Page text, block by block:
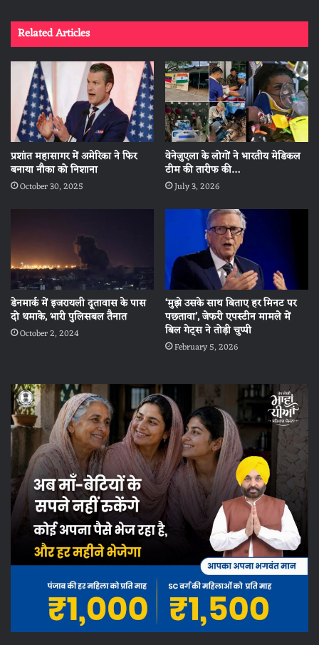
Related Articles
प्रशांत महासागर में अमेरिका ने फिर
बनाया नौका को निशाना
October 30, 2025
वेनेजुएला के लोगों ने भारतीय मेडिकल
टीम की तारीफ की…
July 3, 2026
डेनमार्क में इजरायली दूतावास के पास
दो धमाके, भारी पुलिसबल तैनात
October 2, 2024
‘मुझे उसके साथ बिताए हर मिनट पर
पछतावा’, जेफरी एपस्टीन मामले में
बिल गेट्स ने तोड़ी चुप्पी
February 5, 2026